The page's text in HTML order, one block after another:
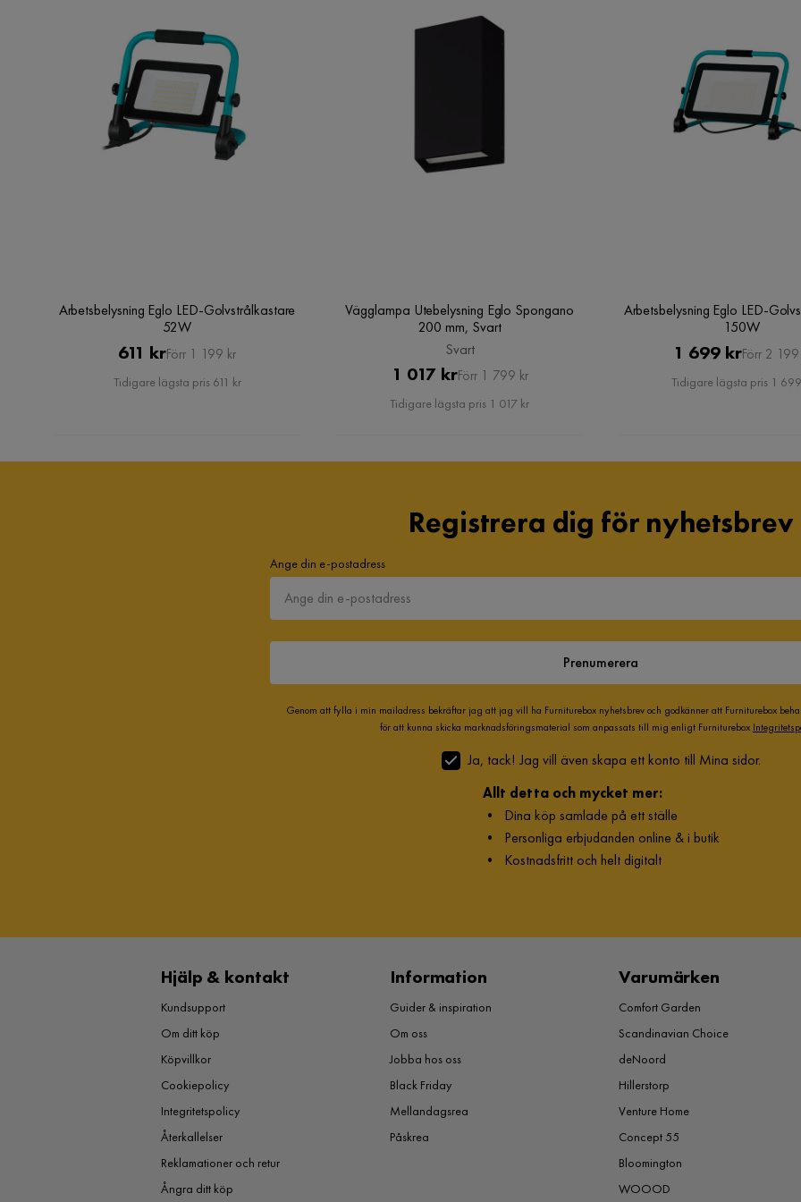
Arbetsbelysning Eglo LED-Golvstrålkastare
52W
Pris
611 kr Original
Pris
Förr 1 199 kr
Tidigare lägsta pris 611 kr
Vägglampa Utebelysning Eglo Spongano
200 mm, Svart
Svart
Pris
1 017 krOriginal
Pris
Förr 1 799 kr
Tidigare lägsta pris 1 017 kr
Arbetsbelysning Eglo LED-
150W
Pris
1 699 krOriginal
Pris
Förr 2 199
Tidigare lägsta pris 1
Registrera dig för nyhetsbrev
Ange din e-postadress
Prenumerera
Genom att fylla i min mailadress bekräftar jag att jag vill ha Furniturebox nyhetsbrev och godkänner att Furniturebox
för att kunna skicka marknadsföringsmaterial som anpassats till mig enligt Furniturebox
Ja, tack! Jag vill även skapa ett konto till Mina sidor.
Allt detta och mycket mer:
• Dina köp samlade på ett ställe
• Personliga erbjudanden online & i butik
• Kostnadsfritt och helt digitalt
Hjälp & kontakt
Kundsupport
Om ditt köp
Köpvillkor
Cookiepolicy
Integritetspolicy
Återkallelser
Reklamationer och retur
Ångra ditt köp
Information
Guider & inspiration
Om oss
Jobba hos oss
Black Friday
Mellandagsrea
Påskrea
Varumärken
Comfort Garden
Scandinavian Choice
deNoord
Hillerstorp
Venture Home
Concept 55
Bloomington
WOOOD